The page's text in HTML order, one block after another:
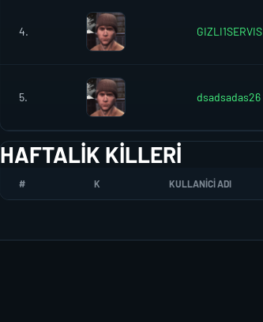
4. GIZLI1SERVIS
5. dsadsadas26
HAFTALIK KILLERI
# K KULLANICI ADI